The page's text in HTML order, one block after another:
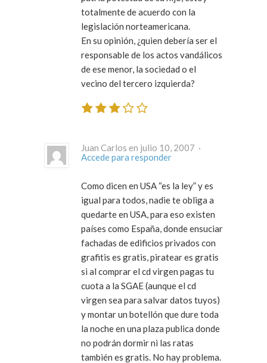
totalmente de acuerdo con la
legislación norteamericana.
En su opinión, ¿quien debería ser el
responsable de los actos vandálicos
de ese menor, la sociedad o el
vecino del tercero izquierda?
Juan Carlos en julio 10, 2007 ·
Accede para responder
Como dicen en USA “es la ley” y es
igual para todos, nadie te obliga a
quedarte en USA, para eso existen
países como España, donde ensuciar
fachadas de edificios privados con
grafitis es gratis, piratear es gratis
si al comprar el cd virgen pagas tu
cuota a la SGAE (aunque el cd
virgen sea para salvar datos tuyos)
y montar un botellón que dure toda
la noche en una plaza publica donde
no podrán dormir ni las ratas
también es gratis. No hay problema.